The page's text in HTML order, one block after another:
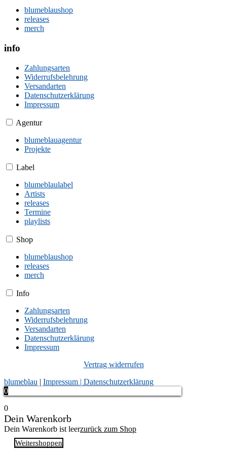
blumeblaushop
releases
merch
info
Zahlungsarten
Widerrufsbelehrung
Versandarten
Datenschutzerklärung
Impressum
Agentur
blumeblauagentur
Projekte
Label
blumeblaulabel
Artists
releases
Termine
playlists
Shop
blumeblaushop
releases
merch
Info
Zahlungsarten
Widerrufsbelehrung
Versandarten
Datenschutzerklärung
Impressum
Vertrag widerrufen
blumeblau | Impressum | Datenschutzerklärung
0
0
Dein Warenkorb
Dein Warenkorb ist leerzurück zum Shop
Weitershoppen